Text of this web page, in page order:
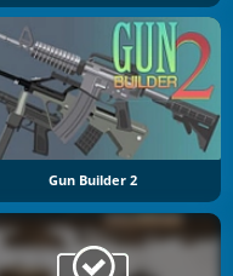
Gun Builder 2